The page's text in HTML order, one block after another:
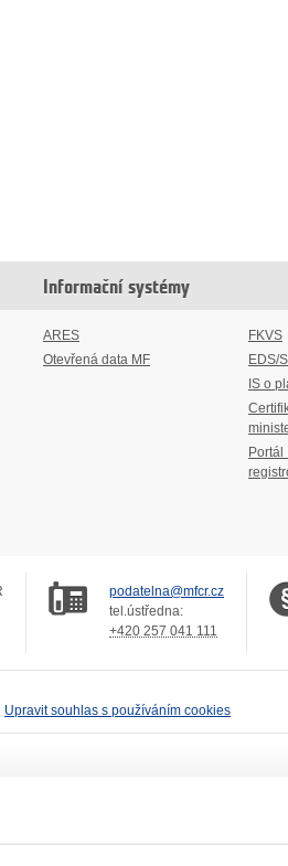
Informační systémy
ARES
Otevřená data MF
FKVS
EDS/
IS o
Portál
podatelna@mfcr.cz
tel.ústředna:
+420 257 041 111
Upravit souhlas s používáním cookies